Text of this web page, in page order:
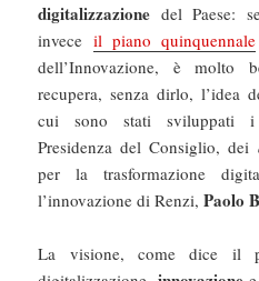
digitalizzazione del Paese:
invece il piano quinquennale
dell’Innovazione, è molto
recupera, senza dirlo, l’idea
cui sono stati sviluppati i
Presidenza del Consiglio, dei
per la trasformazione
l’innovazione di Renzi,Paolo
La visione, come dice il